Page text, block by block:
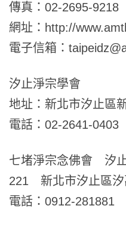
傳真：02-2695-9218
網址：http://
電子信箱：
汐止淨宗學會
地址：新北市汐止區
電話：02-2641-0403
七堵淨宗念佛會 汐
221 新北市汐止區汐
電話：0912-281881